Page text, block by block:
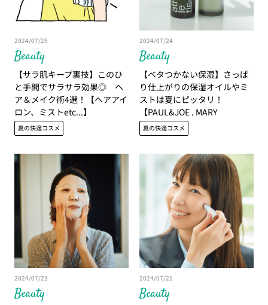
Beauty
2024/07/25
【サラ肌キープ裏技】このひ
と手間でサラサラ効果◎ ヘ
ア＆メイク術4選！【ヘアアイ
ロン、ミストetc...】
夏の快適コスメ
Beauty
2024/07/24
【ベタつかない保湿】さっぱ
り仕上がりの保湿オイルやミ
ストは夏にピッタリ！
【PAUL&JOE , MARY
QUANT...etc】
夏の快適コスメ
Beauty
2024/07/23
Beauty
2024/07/21